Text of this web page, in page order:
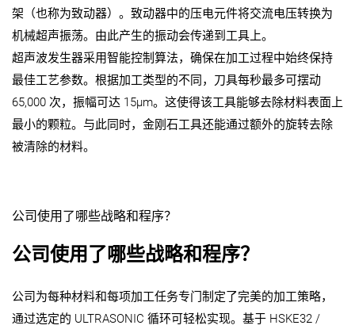
架（也称为致动器）。致动器中的压电元件将交流电压转换为
机械超声振荡。由此产生的振动会传递到工具上。
超声波发生器采用智能控制算法，确保在加工过程中始终保持
最佳工艺参数。根据加工类型的不同，刀具每秒最多可摆动
65,000 次，振幅可达 15µm。这使得该工具能够去除材料表面上
最小的颗粒。与此同时，金刚石工具还能通过额外的旋转去除
被清除的材料。
公司使用了哪些战略和程序？
公司使用了哪些战略和程序？
公司为每种材料和每项加工任务专门制定了完美的加工策略，
通过选定的 ULTRASONIC 循环可轻松实现。基于 HSKE32 /